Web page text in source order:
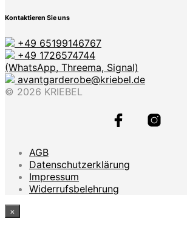
Kontaktieren Sie uns
+49 65199146767
+49 1726574744
(WhatsApp, Threema, Signal)
avantgarderobe@kriebel.de
© 2026 KRIEBEL
AGB
Datenschutzerklärung
Impressum
Widerrufsbelehrung
×